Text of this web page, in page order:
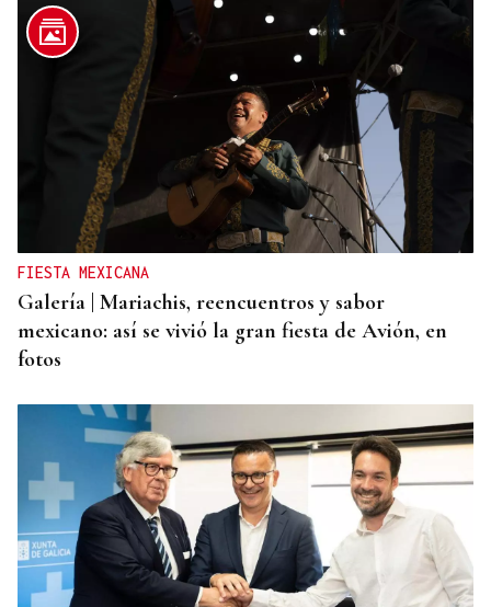
DISTRIBUIDORA FAMILIAR
Gaseosas Roca, medio siglo creciendo junto a
Valdeorras y Coca-Cola
FIESTA MEXICANA
Galería | Mariachis, reencuentros y sabor
mexicano: así se vivió la gran fiesta de Avión, en
fotos